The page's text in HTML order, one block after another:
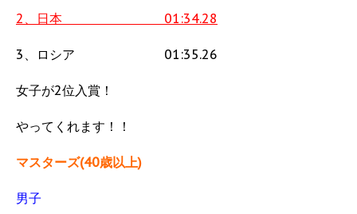
2、日本 01:34.28
3、ロシア 01:35.26
女子が2位入賞！
やってくれます！！
マスターズ(40歳以上)
男子